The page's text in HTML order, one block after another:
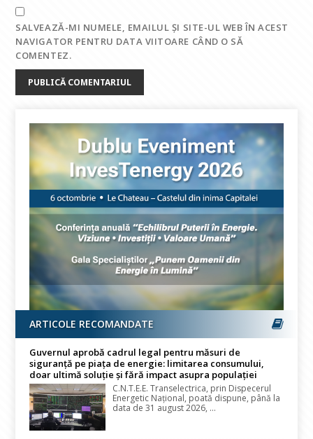
SALVEAZĂ-MI NUMELE, EMAILUL ȘI SITE-UL WEB ÎN ACEST
NAVIGATOR PENTRU DATA VIITOARE CÂND O SĂ
COMENTEZ.
ARTICOLE RECOMANDATE
Guvernul aprobă cadrul legal pentru măsuri de
siguranță pe piața de energie: limitarea consumului,
doar ultimă soluție și fără impact asupra populației
C.N.T.E.E. Transelectrica, prin Dispecerul
Energetic Național, poată dispune, până la
data de 31 august 2026, ...